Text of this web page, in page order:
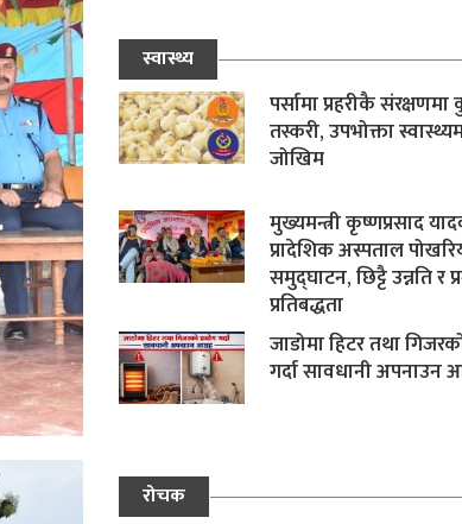
स्वास्थ्य
पर्सामा प्रहरीकै
तस्करी, उपभोक्ता
जोखिम
मुख्यमन्त्री कृष्णप्रसाद
प्रादेशिक अस्पताल
समुद्घाटन, छिट्टै उन्नति र
प्रतिबद्धता
जाडोमा हिटर तथा
गर्दा सावधानी अपनाउन
रोचक